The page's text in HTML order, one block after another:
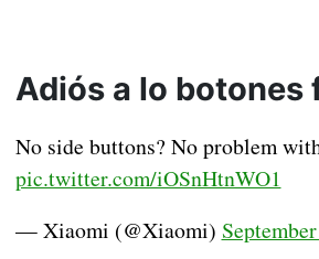
Adiós a lo botones
No side buttons? No problem
pic.twitter.com/iOSnHtnWO1
— Xiaomi (@Xiaomi)